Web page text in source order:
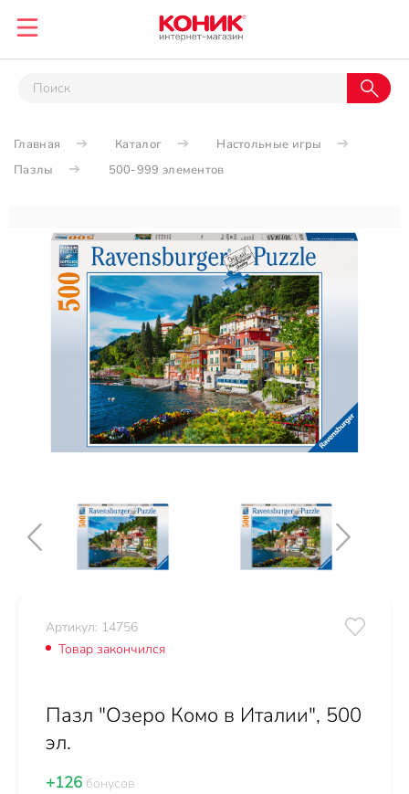
Главная Каталог
Настольные игры
Пазлы
500-999 элементов
Артикул: 14756
Товар закончился
Пазл "Озеро Комо в Италии", 500
эл.
+126 бонусов